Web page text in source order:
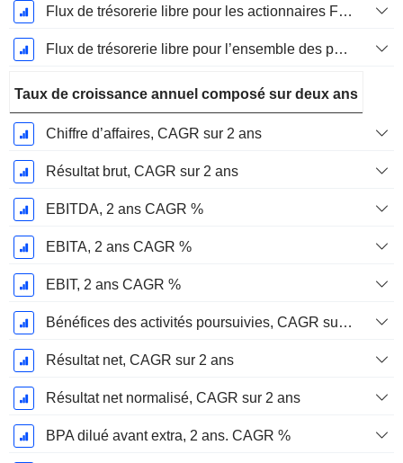
Flux de trésorerie libre pour les actionnaires FCFE, Croissance 1 an
Flux de trésorerie libre pour l’ensemble des pourvoyeurs de fonds (créanciers et actionnaires) FCFF, Croissance 1 an
Taux de croissance annuel composé sur deux ans
Chiffre d’affaires, CAGR sur 2 ans
Résultat brut, CAGR sur 2 ans
EBITDA, 2 ans CAGR %
EBITA, 2 ans CAGR %
EBIT, 2 ans CAGR %
Bénéfices des activités poursuivies, CAGR sur 2 ans
Résultat net, CAGR sur 2 ans
Résultat net normalisé, CAGR sur 2 ans
BPA dilué avant extra, 2 ans. CAGR %